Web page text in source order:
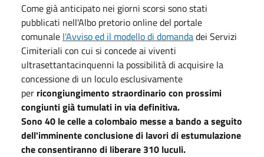
Come già anticipato nei giorni scorsi sono stati
pubblicati nell'Albo pretorio online del portale
comunale l'Avviso ed il modello di domandadei Servizi
Cimiteriali con cui si concede ai viventi
ultrasettantacinquenni la possibilità di acquisire la
concessione di un loculo esclusivamente
per ricongiungimento straordinario con prossimi
congiunti già tumulati in via definitiva.
Sono 40 le celle a colombaio messe a bando a seguito
dell'imminente conclusione di lavori di estumulazione
che consentiranno di liberare 310 luculi.